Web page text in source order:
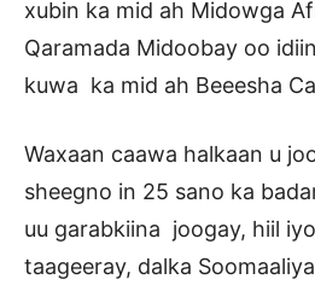
xubin ka mid ah Midowga
Qaramada Midoobay oo
kuwa ka mid ah Beeesha
Waxaan caawa halkaan u
sheegno in 25 sano ka
uu garabkiina joogay, hiil
taageeray, dalka